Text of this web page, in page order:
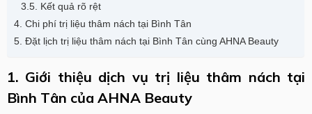
3.5. Kết quả rõ rệt
4. Chi phí trị liệu thâm nách tại Bình Tân
5. Đặt lịch trị liệu thâm nách tại Bình Tân cùng AHNA Beauty
1. Giới thiệu dịch vụ trị liệu thâm nách tại
Bình Tân của AHNA Beauty